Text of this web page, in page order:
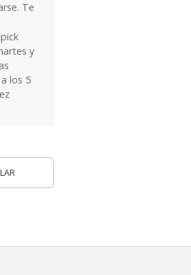
Te
y
los 5